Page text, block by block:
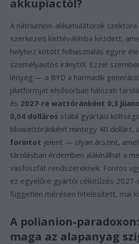
akkupiactól?
A nátriumion-akkumulátorok
szerkezeti kettéválásba kezdett,
helyhez kötött felhasználás egyre
személyautós iránytól. Ezzel
lényeg — a BYD a harmadik
platformját elsősorban hálózati
és 2027-re wattóránként 0,3
0,04 dolláros stabil gyártási
kilowattóránként mintegy 40 dollárt,
forintot jelent — olyan árszint,
tárolásban érdemben alákínálhat a
vasfoszfát rendszereknek. Fontos
ez egyelőre gyártói célkitűzés 2027-
független mérésen hitelesített, mai
A polianion-
maga az alapanyag